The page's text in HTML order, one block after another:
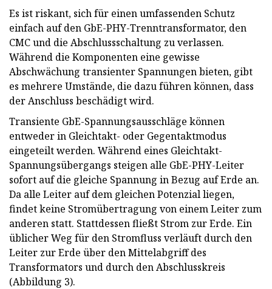
Es ist riskant, sich für einen umfassenden Schutz
einfach auf den GbE-PHY-Trenntransformator, den
CMC und die Abschlussschaltung zu verlassen.
Während die Komponenten eine gewisse
Abschwächung transienter Spannungen bieten, gibt
es mehrere Umstände, die dazu führen können, dass
der Anschluss beschädigt wird.
Transiente GbE-Spannungsausschläge können
entweder in Gleichtakt- oder Gegentaktmodus
eingeteilt werden. Während eines Gleichtakt-
Spannungsübergangs steigen alle GbE-PHY-Leiter
sofort auf die gleiche Spannung in Bezug auf Erde an.
Da alle Leiter auf dem gleichen Potenzial liegen,
findet keine Stromübertragung von einem Leiter zum
anderen statt. Stattdessen fließt Strom zur Erde. Ein
üblicher Weg für den Stromfluss verläuft durch den
Leiter zur Erde über den Mittelabgriff des
Transformators und durch den Abschlusskreis
(Abbildung 3).